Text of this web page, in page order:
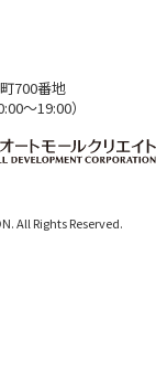
700番地
～19:00）
All Rights Reserved.